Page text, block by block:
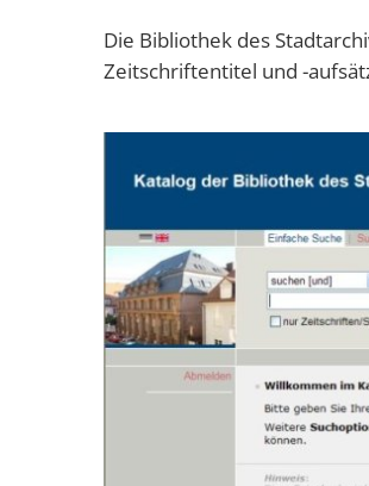
Die Bibliothek des
Zeitschriftentitel und -